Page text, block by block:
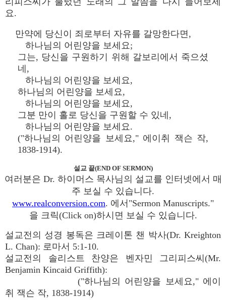
요.
만약에 당신이 죄로부터 자유를 갈망한다면,
하나님의 어린양을 보세요;
그는, 당신을 구원하기 위해 갈보리에서 죽으셨
네,
하나님의 어린양을 보세요,
하나님의 어린양을 보세요,
하나님의 어린양을 보세요,
그분 만이 홀로 당신을 구원할 수 있네,
하나님의 어린양을 보세요.
("하나님의 어린양을 보세요," 에이취 잭슨 작,
1838-1914).
설교 끝(END OF SERMON)
여러분은 Dr. 하이머스 목사님의 설교를 인터넷에서 매
주 보실 수 있습니다.
www.realconversion.com. 에서"Sermon Manuscripts."
을 크릭(Click on)하시면 보실 수 있습니다.
설교전의 성경 봉독은 크레이톤 챈 박사(Dr. Kreighton
L. Chan): 로마서 5:1-10.
설교전의 솔리스트 찬양은 벤자민 그리피스씨(Mr.
Benjamin Kincaid Griffith):
("하나님의 어린양을 보세요," 에이
취 잭슨 작, 1838-1914)